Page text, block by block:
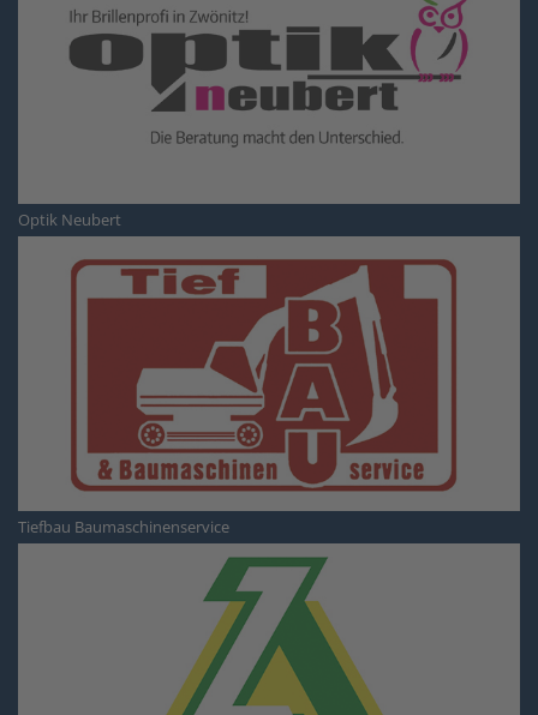
Optik Neubert
Tiefbau Baumaschinenservice